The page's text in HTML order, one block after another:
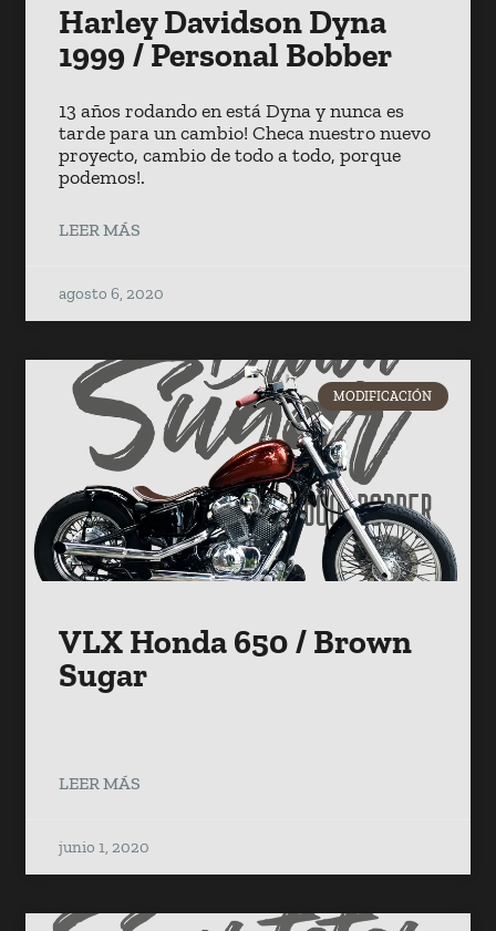
Harley Davidson Dyna
1999 / Personal Bobber
13 años rodando en está Dyna y nunca es
tarde para un cambio! Checa nuestro nuevo
proyecto, cambio de todo a todo, porque
podemos!.
LEER MÁS
agosto 6, 2020
MODIFICACIÓN
VLX Honda 650 / Brown
Sugar
LEER MÁS
junio 1, 2020